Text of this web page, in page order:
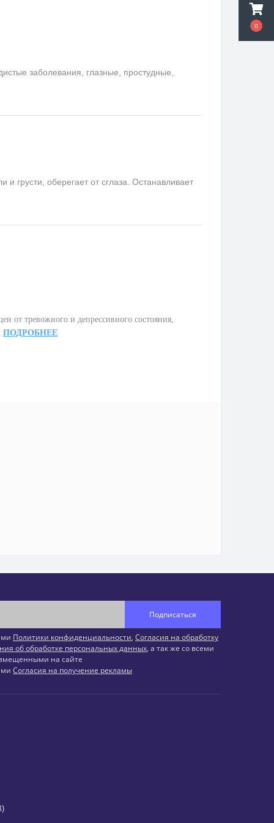
0
заболевания, глазные, простудные,
грусти, оберегает от сглаза. Останавливает
от тревожного и депрессивного состояния,
ПОДРОБНЕЕ
Подписаться
Политики конфиденциальности, Согласия на обработку
об обработке персональных данных, а так же со всеми
на сайте
Согласия на получение рекламы